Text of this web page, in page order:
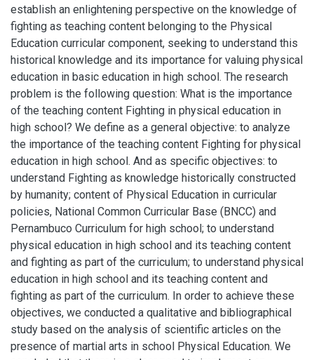
establish an enlightening perspective on the knowledge of
fighting as teaching content belonging to the Physical
Education curricular component, seeking to understand this
historical knowledge and its importance for valuing physical
education in basic education in high school. The research
problem is the following question: What is the importance
of the teaching content Fighting in physical education in
high school? We define as a general objective: to analyze
the importance of the teaching content Fighting for physical
education in high school. And as specific objectives: to
understand Fighting as knowledge historically constructed
by humanity; content of Physical Education in curricular
policies, National Common Curricular Base (BNCC) and
Pernambuco Curriculum for high school; to understand
physical education in high school and its teaching content
and fighting as part of the curriculum; to understand physical
education in high school and its teaching content and
fighting as part of the curriculum. In order to achieve these
objectives, we conducted a qualitative and bibliographical
study based on the analysis of scientific articles on the
presence of martial arts in school Physical Education. We